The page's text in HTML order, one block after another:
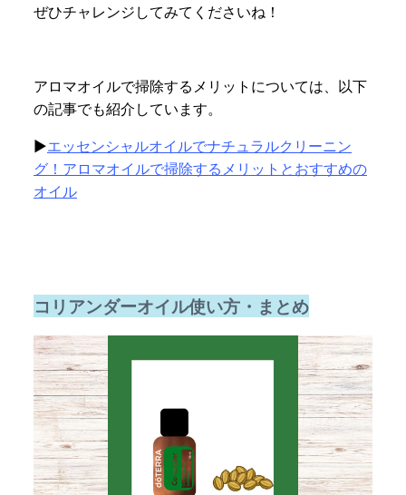
ぜひチャレンジしてみてくださいね！
アロマオイルで掃除するメリットについては、以下
の記事でも紹介しています。
▶エッセンシャルオイルでナチュラルクリーニン
グ！アロマオイルで掃除するメリットとおすすめの
オイル
コリアンダーオイル使い方・まとめ